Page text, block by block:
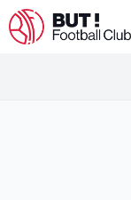
Aller
au